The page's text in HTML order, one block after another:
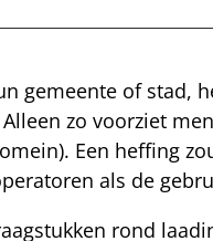
gemeente of stad,
zo voorziet
Een heffing
als de
rond